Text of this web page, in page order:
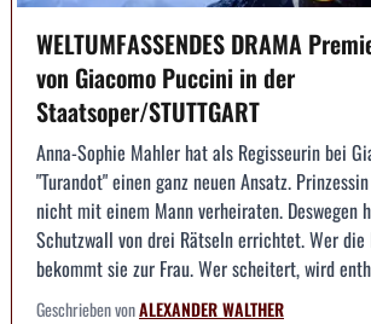
WELTUMFASSENDES DRAMA
von Giacomo Puccini in der
Staatsoper/STUTTGART
Anna-Sophie Mahler hat als Regisseurin bei
"Turandot" einen ganz neuen Ansatz.
nicht mit einem Mann verheiraten. Deswegen
Schutzwall von drei Rätseln errichtet. Wer die
bekommt sie zur Frau. Wer scheitert, wird
Geschrieben vonALEXANDER WALTHER